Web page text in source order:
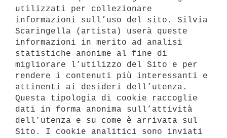
utilizzati per collezionare
informazioni sull’uso del sito. Silvia
Scaringella (artista) userà queste
informazioni in merito ad analisi
statistiche anonime al fine di
migliorare l’utilizzo del Sito e per
rendere i contenuti più interessanti e
attinenti ai desideri dell’utenza.
Questa tipologia di cookie raccoglie
dati in forma anonima sull’attività
dell’utenza e su come è arrivata sul
Sito. I cookie analitici sono inviati